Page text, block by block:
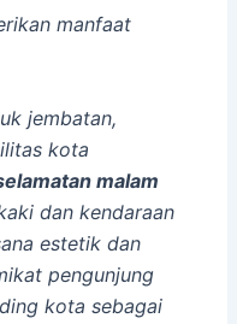
manfaat
jembatan,
kota
malam
dan kendaraan
estetik dan
pengunjung
kota sebagai